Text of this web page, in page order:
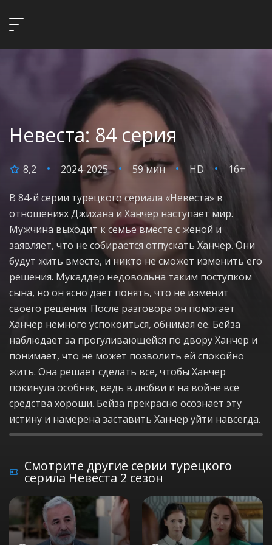
Невеста: 84 серия
8,2 2024-2025 59 мин HD 16+
В 84-й серии турецкого сериала «Невеста» в
отношениях Джихана и Ханчер наступает мир.
Мужчина выходит к семье вместе с женой и
заявляет, что не собирается отпускать Ханчер. Они
будут жить вместе, и никто не сможет изменить его
решения. Мукаддер недовольна таким поступком
сына, но он ясно дает понять, что не изменит
своего решения. После разговора он помогает
Ханчер немного успокоиться, обнимая ее. Бейза
наблюдает за прогуливающейся по двору Ханчер и
понимает, что не может позволить ей спокойно
жить. Она решает сделать все, чтобы Ханчер
покинула особняк, ведь в любви и на войне все
средства хороши. Бейза прекрасно осознает эту
истину и намерена заставить Ханчер уйти навсегда.
Смотрите другие серии турецкого
серила Невеста 2 сезон